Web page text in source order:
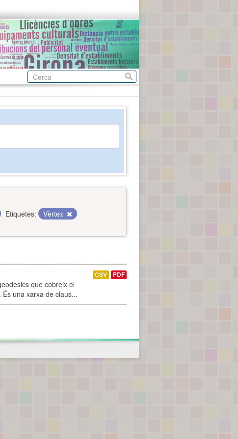
Etiquetes:
Vèrtex
que cobreix el
una xarxa de claus...
CSV PDF